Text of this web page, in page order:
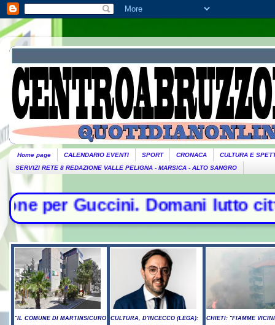
Home page CALENDARIO EVENTI SPORT CRONACA
CULTURA E
SERVIZI RETE 8 REDAZIONE VALLE PELIGNA - MARSICA - ALTO SANGRO
Domani lutto
"IL COMUNE DI MARTINSICURO
CULTURA, D'INCECCO (LEGA):
CHIETI: "FIAMME